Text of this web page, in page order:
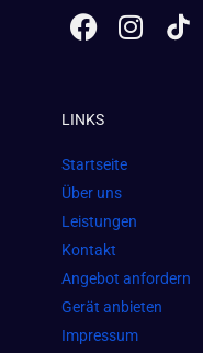
F
a
b
o
o
k
I
n
m
LINKS
Startseite
Über uns
Leistungen
Kontakt
Angebot anfordern
Gerät anbieten
Impressum